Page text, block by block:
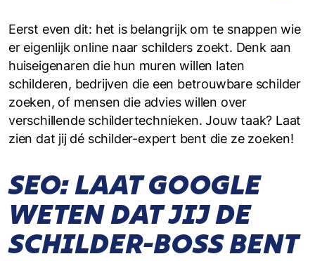
Eerst even dit: het is belangrijk om te snappen wie
er eigenlijk online naar schilders zoekt. Denk aan
huiseigenaren die hun muren willen laten
schilderen, bedrijven die een betrouwbare schilder
zoeken, of mensen die advies willen over
verschillende schildertechnieken. Jouw taak? Laat
zien dat jij dé schilder-expert bent die ze zoeken!
SEO: LAAT GOOGLE
WETEN DAT JIJ DE
SCHILDER-BOSS BENT